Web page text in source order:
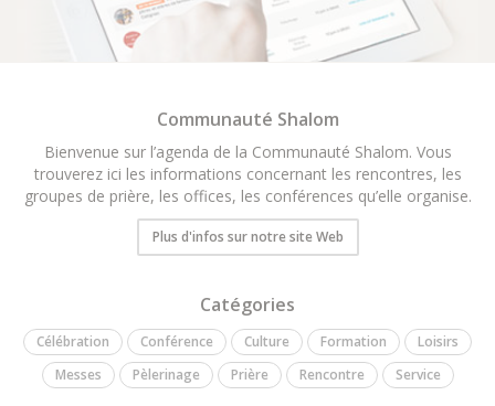
Communauté Shalom
Bienvenue sur l’agenda de la Communauté Shalom. Vous
trouverez ici les informations concernant les rencontres, les
groupes de prière, les offices, les conférences qu’elle organise.
Plus d'infos sur notre site Web
Catégories
Célébration Conférence Culture Formation
Loisirs
Messes
Pèlerinage Prière Rencontre Service